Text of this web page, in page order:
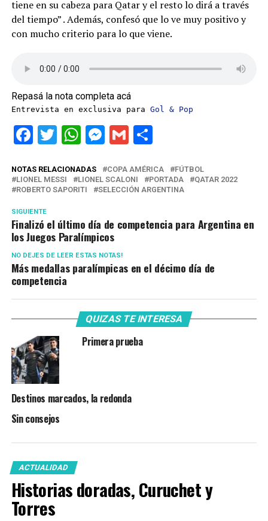
tiene en su cabeza para Qatar y el resto lo dirá a través
del tiempo” . Además, confesó que lo ve muy positivo y
con mucho criterio para lo que viene.
Repasá la nota completa acá
Entrevista en exclusiva para Gol & Pop
Facebook
Twitter
WhatsApp
Messenger
GmailShare
NOTAS RELACIONADAS COPA AMÉRICA
FÚTBOL
LIONEL MESSI
LIONEL SCALONI PORTADA
QATAR 2022
ROBERTO SAPORITI
SELECCIÓN ARGENTINA
SIGUIENTE
Finalizó el último día de competencia para Argentina en
los Juegos Paralímpicos
NO DEJES DE LEER ESTAS NOTAS!
Más medallas paralímpicas en el décimo día de
competencia
QUIZAS TE INTERESA
Primera prueba
Destinos marcados, la redonda
Sin consejos
ACTUALIDAD
Historias doradas, Curuchet y
Torres